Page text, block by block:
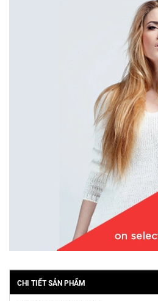
CHI TIẾT SẢN PHẨM